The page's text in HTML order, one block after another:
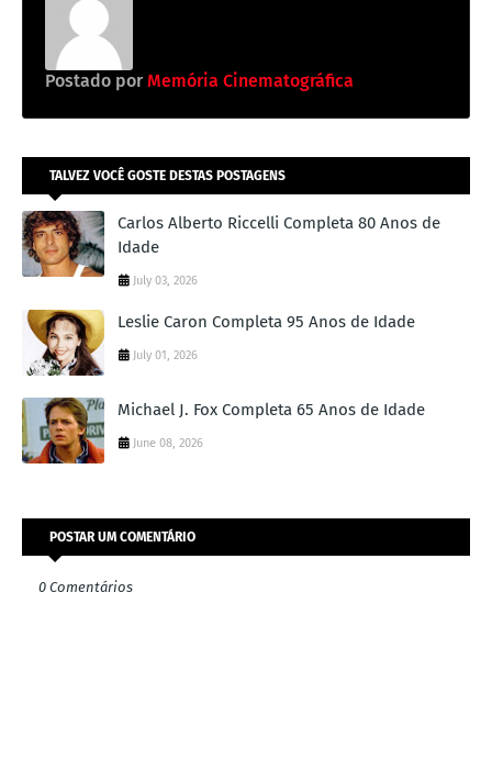
Postado por Memória Cinematográfica
TALVEZ VOCÊ GOSTE DESTAS POSTAGENS
Carlos Alberto Riccelli Completa 80 Anos de
Idade
July 03, 2026
Leslie Caron Completa 95 Anos de Idade
July 01, 2026
Michael J. Fox Completa 65 Anos de Idade
June 08, 2026
POSTAR UM COMENTÁRIO
0 Comentários